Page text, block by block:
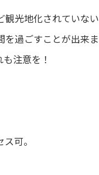
観光地化されていない
を過ごすことが出来ま
注意を！
可。